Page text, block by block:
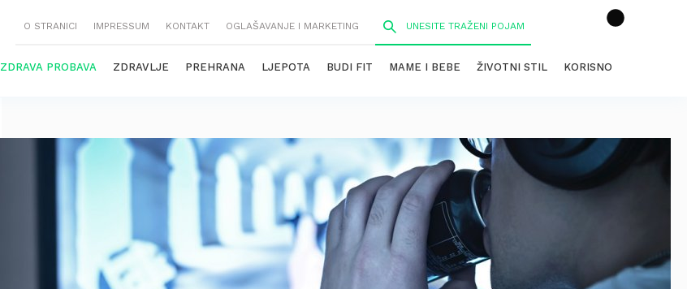
O STRANICI IMPRESSUM KONTAKT OGLAŠAVANJE I MARKETING
ZDRAVA PROBAVA ZDRAVLJE PREHRANA LJEPOTA BUDI FIT MAME I BEBE ŽIVOTNI STIL KORISNO